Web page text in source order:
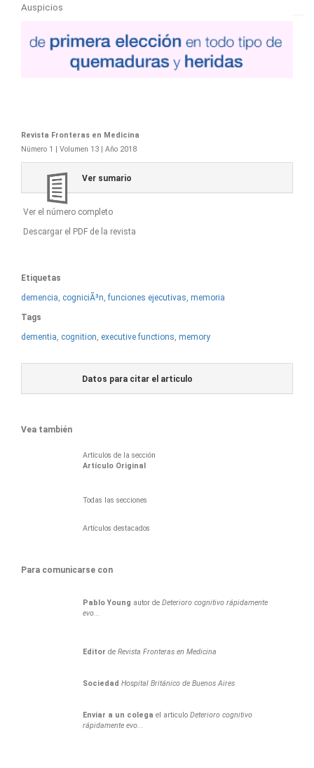
Auspicios
Revista Fronteras en Medicina
Número 1 | Volumen 13 | Año 2018
Ver sumario
Ver el número completo
Descargar el PDF de la revista
Etiquetas
demencia, cogniciÃ³n,funciones ejecutivas, memoria
Tags
dementia, cognition, executive functions, memory
Datos para citar el articulo
Vea también
Artículos de la sección
Artículo Original
Todas las secciones
Artículos destacados
Para comunicarse con
PabloYoung autor deDeterioro cognitivo rápidamente
evo...
Editor deRevista Fronteras en Medicina
Sociedad Hospital Británico de Buenos Aires
Enviar a un colega el articuloDeterioro cognitivo
rápidamente evo...